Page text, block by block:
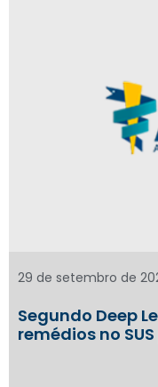
Segundo Deep
remédios no
29 de setembro de